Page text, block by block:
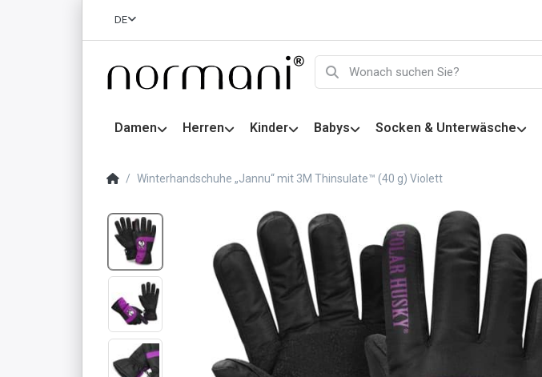
DE
Damen Herren Kinder Babys Socken & Unterwäsche
Winterhandschuhe „Jannu“ mit 3M Thinsulate™ (40 g) Violett